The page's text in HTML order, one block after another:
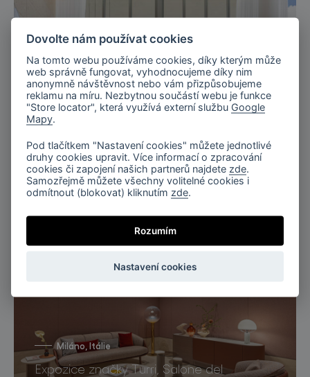
Penthouse Nero, Miami
Miláno, Itálie
Expozice značky Turri, Salone del
Dovolte nám používat cookies
Na tomto webu používáme cookies, díky kterým může
web správně fungovat, vyhodnocujeme díky nim
anonymně návštěvnost nebo vám přizpůsobujeme
reklamu na míru. Nezbytnou součástí webu je funkce
"Store locator", která využívá externí službu Google
Mapy
Pod tlačítkem "Nastavení cookies" můžete jednotlivé
druhy cookies upravit. Více informací o zpracování
cookies či zapojení našich partnerů najdete zde
Samozřejmě můžete všechny volitelné cookies i
odmítnout (blokovat) kliknutím zde
Rozumím
Nastavení cookies